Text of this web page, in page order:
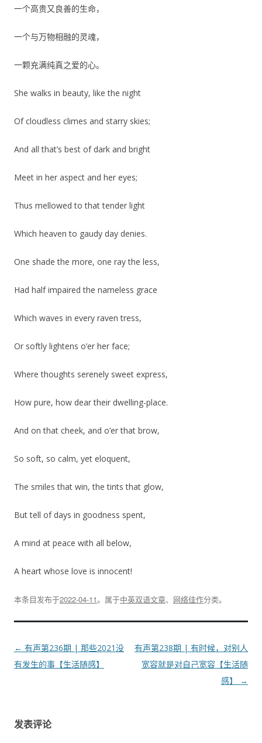
一个高贵又良善的生命，
一个与万物相融的灵魂，
一颗充满纯真之爱的心。
She walks in beauty, like the night
Of cloudless climes and starry skies;
And all that’s best of dark and bright
Meet in her aspect and her eyes;
Thus mellowed to that tender light
Which heaven to gaudy day denies.
One shade the more, one ray the less,
Had half impaired the nameless grace
Which waves in every raven tress,
Or softly lightens o’er her face;
Where thoughts serenely sweet express,
How pure, how dear their dwelling-place.
And on that cheek, and o’er that brow,
So soft, so calm, yet eloquent,
The smiles that win, the tints that glow,
But tell of days in goodness spent,
A mind at peace with all below,
A heart whose love is innocent!
本条目发布于2022-04-11。属于中英双语文章、 网络佳作分类。
文
章
← 有声第236期 | 那些2021没
有发生的事【生活随感】
有声第238期 | 有时候，对别人
宽容就是对自己宽容【生活随
感】
→
发表评论